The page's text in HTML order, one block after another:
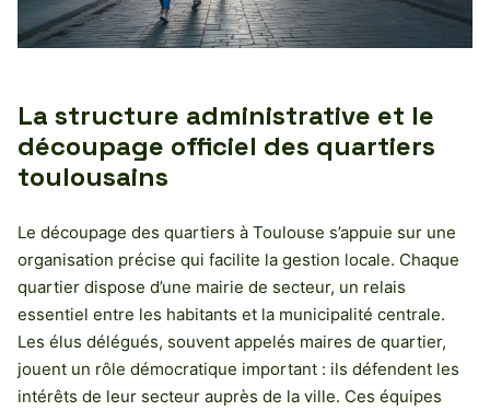
La structure administrative et le
découpage officiel des quartiers
toulousains
Le découpage des quartiers à Toulouse s’appuie sur une
organisation précise qui facilite la gestion locale. Chaque
quartier dispose d’une mairie de secteur, un relais
essentiel entre les habitants et la municipalité centrale.
Les élus délégués, souvent appelés maires de quartier,
jouent un rôle démocratique important : ils défendent les
intérêts de leur secteur auprès de la ville. Ces équipes